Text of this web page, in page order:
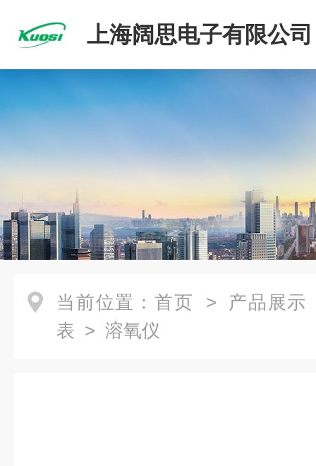
上海阔思电子有限公司
当前位置： 首页 > 产品展示
表 > 溶氧仪